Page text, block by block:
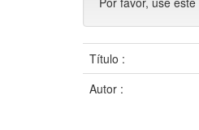
Título :
Autor :